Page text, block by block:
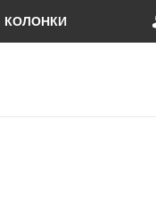
КОЛОНКИ